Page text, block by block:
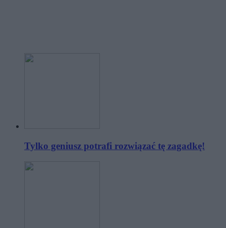
Tylko geniusz potrafi rozwiązać tę zagadkę!